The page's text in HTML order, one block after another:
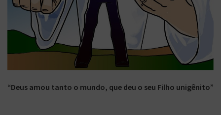
“Deus amou tanto o mundo, que deu o seu Filho unigênito”